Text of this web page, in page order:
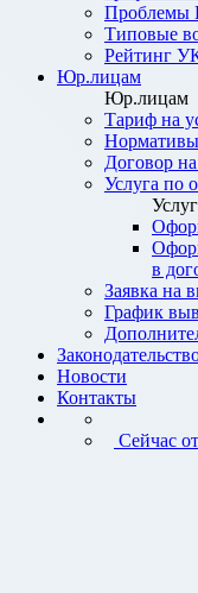
Проблемы
Типовые
Рейтинг
Юр.лицам
Юр.лицам
Тариф на
Договор
Услуга по
в
Заявка на
График
Новости
Контакты
Сейчас